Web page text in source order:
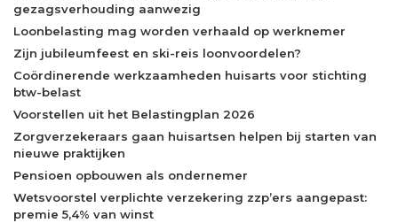
gezagsverhouding aanwezig
Loonbelasting mag worden verhaald op werknemer
Zijn jubileumfeest en ski-reis loonvoordelen?
Coördinerende werkzaamheden huisarts voor stichting
btw-belast
Voorstellen uit het Belastingplan 2026
Zorgverzekeraars gaan huisartsen helpen bij starten van
nieuwe praktijken
Pensioen opbouwen als ondernemer
Wetsvoorstel verplichte verzekering zzp’ers aangepast:
premie 5,4% van winst